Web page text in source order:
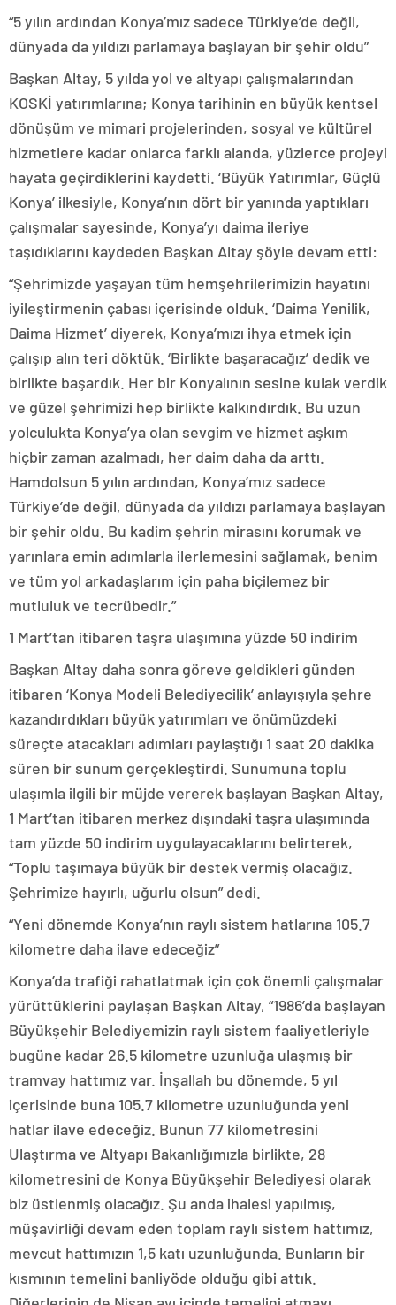
“5 yılın ardından Konya’mız sadece Türkiye’de değil,
dünyada da yıldızı parlamaya başlayan bir şehir oldu”
Başkan Altay, 5 yılda yol ve altyapı çalışmalarından
KOSKİ yatırımlarına; Konya tarihinin en büyük kentsel
dönüşüm ve mimari projelerinden, sosyal ve kültürel
hizmetlere kadar onlarca farklı alanda, yüzlerce projeyi
hayata geçirdiklerini kaydetti. ‘Büyük Yatırımlar, Güçlü
Konya’ ilkesiyle, Konya’nın dört bir yanında yaptıkları
çalışmalar sayesinde, Konya’yı daima ileriye
taşıdıklarını kaydeden Başkan Altay şöyle devam etti:
“Şehrimizde yaşayan tüm hemşehrilerimizin hayatını
iyileştirmenin çabası içerisinde olduk. ‘Daima Yenilik,
Daima Hizmet’ diyerek, Konya’mızı ihya etmek için
çalışıp alın teri döktük. ‘Birlikte başaracağız’ dedik ve
birlikte başardık. Her bir Konyalının sesine kulak verdik
ve güzel şehrimizi hep birlikte kalkındırdık. Bu uzun
yolculukta Konya’ya olan sevgim ve hizmet aşkım
hiçbir zaman azalmadı, her daim daha da arttı.
Hamdolsun 5 yılın ardından, Konya’mız sadece
Türkiye’de değil, dünyada da yıldızı parlamaya başlayan
bir şehir oldu. Bu kadim şehrin mirasını korumak ve
yarınlara emin adımlarla ilerlemesini sağlamak, benim
ve tüm yol arkadaşlarım için paha biçilemez bir
mutluluk ve tecrübedir.”
1 Mart’tan itibaren taşra ulaşımına yüzde 50 indirim
Başkan Altay daha sonra göreve geldikleri günden
itibaren ‘Konya Modeli Belediyecilik’ anlayışıyla şehre
kazandırdıkları büyük yatırımları ve önümüzdeki
süreçte atacakları adımları paylaştığı 1 saat 20 dakika
süren bir sunum gerçekleştirdi. Sunumuna toplu
ulaşımla ilgili bir müjde vererek başlayan Başkan Altay,
1 Mart’tan itibaren merkez dışındaki taşra ulaşımında
tam yüzde 50 indirim uygulayacaklarını belirterek,
“Toplu taşımaya büyük bir destek vermiş olacağız.
Şehrimize hayırlı, uğurlu olsun” dedi.
“Yeni dönemde Konya’nın raylı sistem hatlarına 105.7
kilometre daha ilave edeceğiz”
Konya’da trafiği rahatlatmak için çok önemli çalışmalar
yürüttüklerini paylaşan Başkan Altay, “1986’da başlayan
Büyükşehir Belediyemizin raylı sistem faaliyetleriyle
bugüne kadar 26.5 kilometre uzunluğa ulaşmış bir
tramvay hattımız var. İnşallah bu dönemde, 5 yıl
içerisinde buna 105.7 kilometre uzunluğunda yeni
hatlar ilave edeceğiz. Bunun 77 kilometresini
Ulaştırma ve Altyapı Bakanlığımızla birlikte, 28
kilometresini de Konya Büyükşehir Belediyesi olarak
biz üstlenmiş olacağız. Şu anda ihalesi yapılmış,
müşavirliği devam eden toplam raylı sistem hattımız,
mevcut hattımızın 1,5 katı uzunluğunda. Bunların bir
kısmının temelini banliyöde olduğu gibi attık.